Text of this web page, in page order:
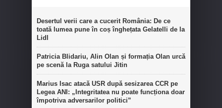
Desertul verii care a cucerit România: De ce
toată lumea pune în coș înghețata Gelatelli de la
Lidl
Patricia Blidariu, Alin Olan și formația Olan urcă
pe scenă la Ruga satului Jitin
Marius Isac atacă USR după sesizarea CCR pe
Legea ANI: „Integritatea nu poate funcționa doar
împotriva adversarilor politici”